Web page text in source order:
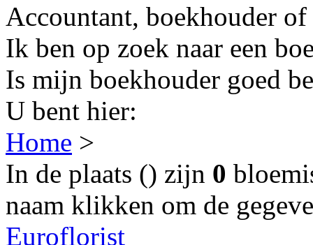
Accountant, boekhouder
Ik ben op zoek naar een
Is mijn boekhouder goed
U bent hier:
Home >
In de plaats () zijn 0
naam klikken om de
Euroflorist